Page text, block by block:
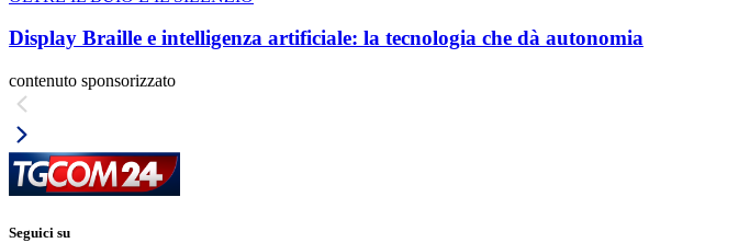
Display Braille e intelligenza artificiale: la tecnologia che dà autonomia
contenuto sponsorizzato
Seguici su